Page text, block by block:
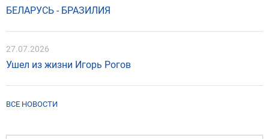
БЕЛАРУСЬ - БРАЗИЛИЯ
27.07.2026
Ушел из жизни Игорь Рогов
ВСЕ НОВОСТИ